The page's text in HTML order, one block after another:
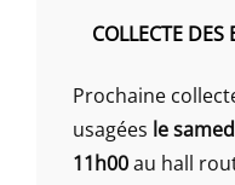
COLLECTE DES
Prochaine
usagées le
11h00au hall